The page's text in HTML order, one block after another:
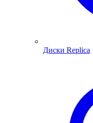
Диски Replica